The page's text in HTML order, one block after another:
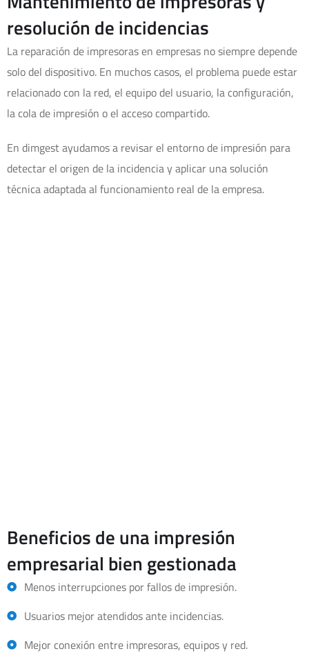
resolución de incidencias
La reparación de impresoras en empresas no siempre depende
solo del dispositivo. En muchos casos, el problema puede estar
relacionado con la red, el equipo del usuario, la configuración,
la cola de impresión o el acceso compartido.
En dimgest ayudamos a revisar el entorno de impresión para
detectar el origen de la incidencia y aplicar una solución
técnica adaptada al funcionamiento real de la empresa.
Beneficios de una impresión
empresarial bien gestionada
Menos interrupciones por fallos de impresión.
Usuarios mejor atendidos ante incidencias.
Mejor conexión entre impresoras, equipos y red.